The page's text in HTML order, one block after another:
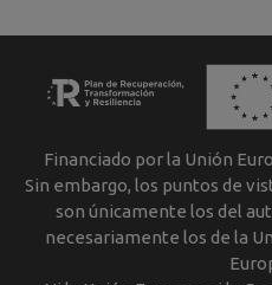
Financiado por la Unión
Sin embargo, los puntos de
son únicamente los del
necesariamente los de la